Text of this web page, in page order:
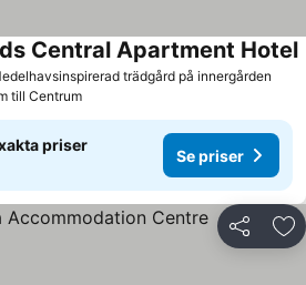
trädgård på innergården
Central Apartment Hotel
till Centrum
priser
Se priser
Dela